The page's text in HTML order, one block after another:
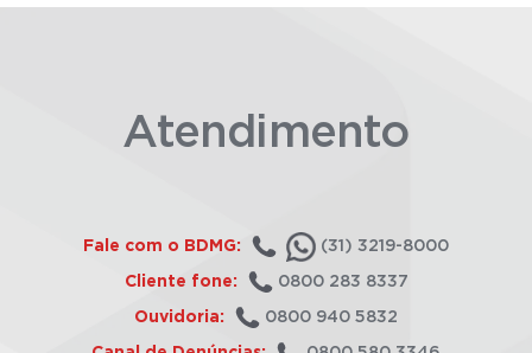
Atendimento
Fale com o BDMG: (31) 3219-8000
Cliente fone: 0800 283 8337
Ouvidoria: 0800 940 5832